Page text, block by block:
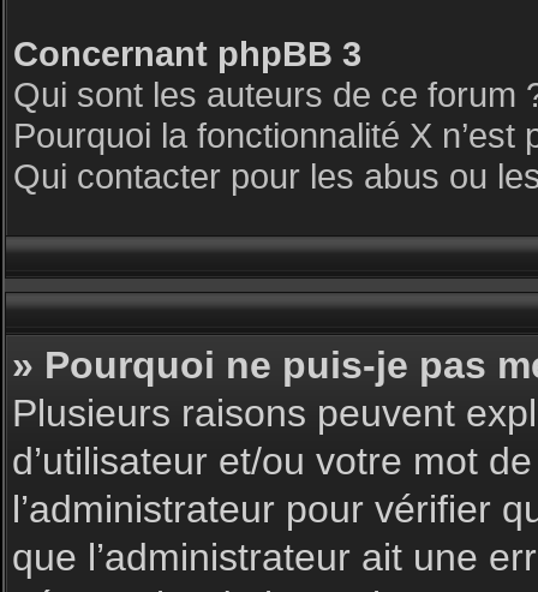
Concernant phpBB 3
Qui sont les auteurs de ce forum
Pourquoi la fonctionnalité X n’est
Qui contacter pour les abus ou
» Pourquoi ne puis-je pas
Plusieurs raisons peuvent
d’utilisateur et/ou votre mot
l’administrateur pour vérifier
que l’administrateur ait une